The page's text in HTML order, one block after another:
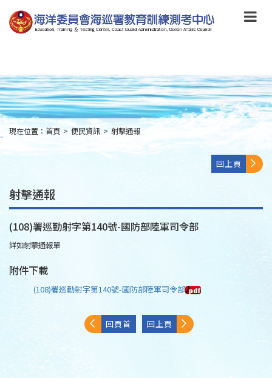
到
主
要
to
main
content
:::
現在位置： 首頁 > 便民資訊 > 射擊通報
回上頁
射擊通報
(108)署巡勤射字第140號-國防部陸軍司令部
詳如射擊通報單
附件下載
(108)署巡勤射字第140號-國防部陸軍司令部
回頁首 回上頁